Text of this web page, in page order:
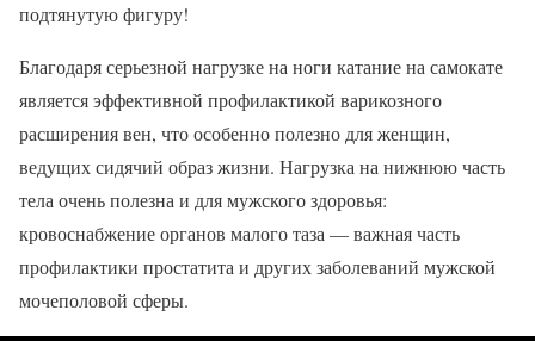
подтянутую фигуру!
Благодаря серьезной нагрузке на ноги катание на самокате
является эффективной профилактикой варикозного
расширения вен, что особенно полезно для женщин,
ведущих сидячий образ жизни. Нагрузка на нижнюю часть
тела очень полезна и для мужского здоровья:
кровоснабжение органов малого таза — важная часть
профилактики простатита и других заболеваний мужской
мочеполовой сферы.